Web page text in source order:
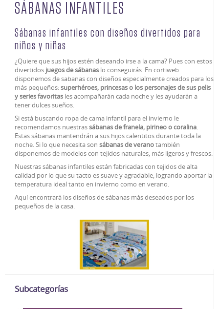
SÁBANAS INFANTILES
Sábanas infantiles con diseños divertidos para
niños y niñas
¿Quiere que sus hijos estén deseando irse a la cama? Pues con estos
divertidos juegos de sábanas lo conseguirás. En cortiweb
disponemos de sabanas con diseños especialmente creados para los
más pequeños:superhéroes, princesas o los personajes de sus pelis
y series favoritas les acompañarán cada noche y les ayudarán a
tener dulces sueños.
Si está buscando ropa de cama infantil para el invierno le
recomendamos nuestrassábanas de franela, pirineo o coralina.
Estas sábanas mantendrán a sus hijos calentitos durante toda la
noche. Si lo que necesita son sábanas de veranotambién
disponemos de modelos con tejidos naturales, más ligeros y frescos.
Nuestras sábanas infantiles están fabricadas con tejidos de alta
calidad por lo que su tacto es suave y agradable, logrando aportar la
temperatura ideal tanto en invierno como en verano.
Aquí encontrará los diseños de sábanas más deseados por los
pequeños de la casa.
Subcategorías